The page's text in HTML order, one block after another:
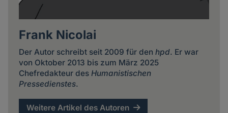
Frank Nicolai
Der Autor schreibt seit 2009 für den hpd. Er war
von Oktober 2013 bis zum März 2025
Chefredakteur des Humanistischen
Pressedienstes.
Weitere Artikel des Autoren